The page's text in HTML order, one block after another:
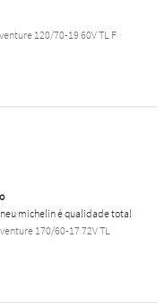
120/70-19 60V TL F
michelin é qualidade total
170/60-17 72V TL